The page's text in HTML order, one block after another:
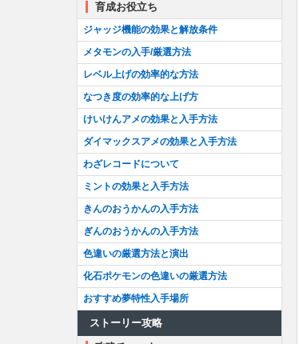
育成お役立ち
ジャッジ機能の効果と解放条件
メタモンの入手/厳選方法
レベル上げの効率的な方法
なつき度の効率的な上げ方
けいけんアメの効果と入手方法
ダイマックスアメの効果と入手方法
わざレコードについて
ミントの効果と入手方法
きんのおうかんの入手方法
ぎんのおうかんの入手方法
色違いの厳選方法と演出
化石ポケモンの色違いの厳選方法
おすすめ夢特性入手場所
ストーリー攻略